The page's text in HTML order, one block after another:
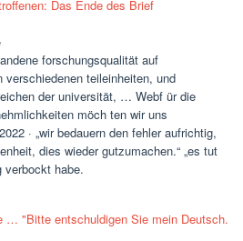
forschungsqualität auf
teileinheiten, und
der universität, … Webf ür die
möch ten wir uns
· „wir bedauern den fehler aufrichtig,
dies wieder gutzumachen.“ „es tut
verbockt habe.